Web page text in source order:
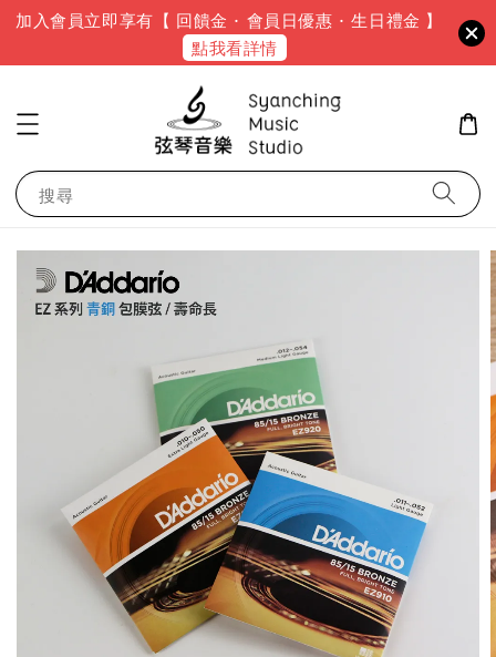
加入會員立即享有【 回饋金 · 會員日優惠 · 生日禮金 】
點我看詳情
搜尋